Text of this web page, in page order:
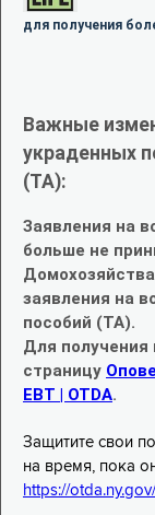
для получения
Важные
украденных
(TA):
Заявления на
больше не
заявления на
пособий (TA).
Для получения
страницу
EBT | OTDA.
Защитите свои
на время, пока
https://